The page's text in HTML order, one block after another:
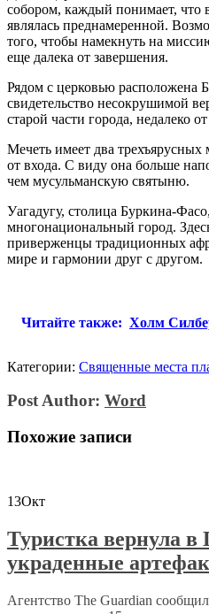
собором, каждый понимает, что
являлась преднамеренной.
того, чтобы намекнуть на
еще далека от завершения.
Рядом с церковью расположена
свидетельство несокрушимой
старой части города, недалеко
Мечеть имеет два
от входа. С виду она больше
чем мусульманскую святыню.
Уагадугу, столица Буркина-
многонациональный город.
приверженцы традиционных
мире и гармонии друг с другом.
Читайте также: Холм
Категории: Священные места
Post Author: Word
Похожие записи
13Окт
Туристка вернула
украденные
Агентство The Guardian